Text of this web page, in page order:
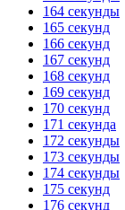
164 секунды
165 секунд
166 секунд
167 секунд
168 секунд
169 секунд
170 секунд
171 секунда
172 секунды
173 секунды
174 секунды
175 секунд
176 секунд